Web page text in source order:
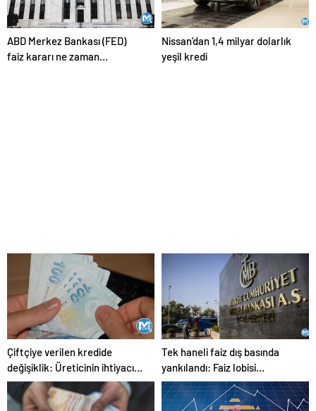
ABD Merkez Bankası (FED)
faiz kararı ne zaman
Nissan’dan 1,4 milyar dolarlık
yeşil kredi
Çiftçiye verilen kredide
değişiklik: Üreticinin ihtiyacı
kadar girdi sağlanacak
Tek haneli faiz dış basında
yankılandı: Faiz lobisi
umudunu muhalefete bağladı